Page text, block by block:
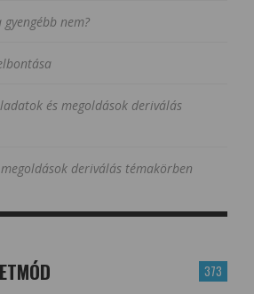
gyengébb nem?
és megoldások deriválás
deriválás témakörben
373